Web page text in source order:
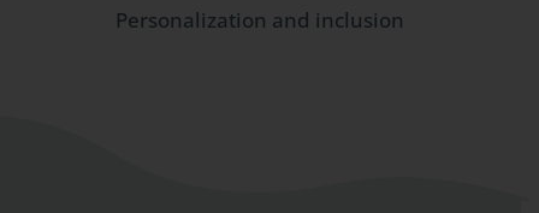
Personalization and inclusion